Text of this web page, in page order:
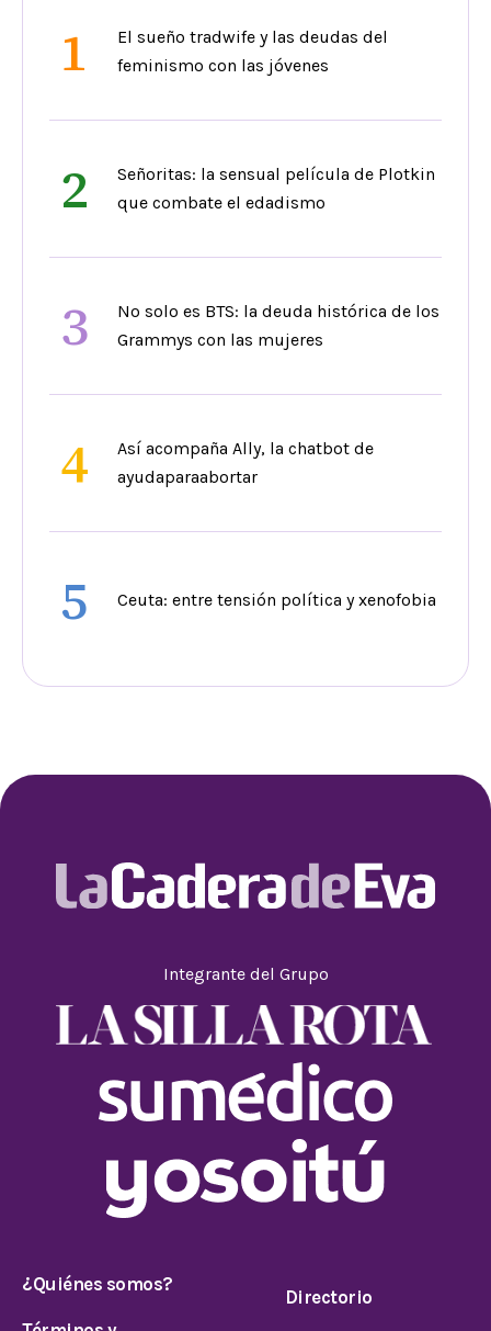
1
El sueño tradwife y las deudas del
feminismo con las jóvenes
2
Señoritas: la sensual película de Plotkin
que combate el edadismo
3
No solo es BTS: la deuda histórica de los
Grammys con las mujeres
4
Así acompaña Ally, la chatbot de
ayudaparaabortar
5 Ceuta: entre tensión política y xenofobia
Integrante del Grupo
¿Quiénes somos?
Directorio